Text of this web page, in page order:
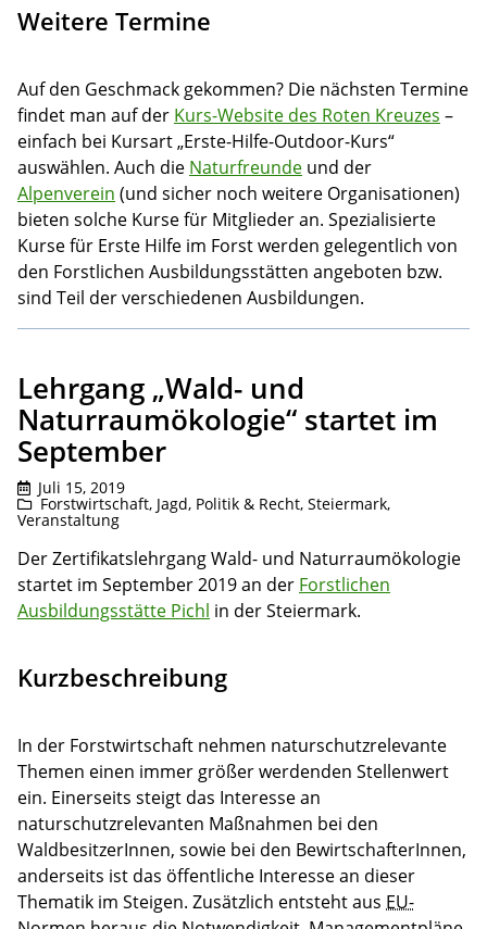
Weitere Termine
Auf den Geschmack gekommen? Die nächsten Termine
findet man auf der Kurs-Website des Roten Kreuzes –
einfach bei Kursart „Erste-Hilfe-Outdoor-Kurs“
auswählen. Auch die Naturfreunde und der
Alpenverein (und sicher noch weitere Organisationen)
bieten solche Kurse für Mitglieder an. Spezialisierte
Kurse für Erste Hilfe im Forst werden gelegentlich von
den Forstlichen Ausbildungsstätten angeboten bzw.
sind Teil der verschiedenen Ausbildungen.
Lehrgang „Wald- und
Naturraumökologie“ startet im
September
Juli 15, 2019
Forstwirtschaft, Jagd, Politik & Recht, Steiermark,
Veranstaltung
Der Zertifikatslehrgang Wald- und Naturraumökologie
startet im September 2019 an der Forstlichen
Ausbildungsstätte Pichl in der Steiermark.
Kurzbeschreibung
In der Forstwirtschaft nehmen naturschutzrelevante
Themen einen immer größer werdenden Stellenwert
ein. Einerseits steigt das Interesse an
naturschutzrelevanten Maßnahmen bei den
WaldbesitzerInnen, sowie bei den BewirtschafterInnen,
anderseits ist das öffentliche Interesse an dieser
Thematik im Steigen. Zusätzlich entsteht aus EU-